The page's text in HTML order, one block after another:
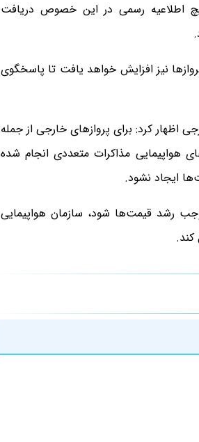
اطلاعیه رسمی در این خصوص دریافت
نیز افزایش خواهد یافت تا پاسخگوی
اظهار کرد: برای پروازهای خارجی از جمله
مذاکرات متعددی انجام شده
ایجاد نشود.
رشد قیمت‌ها شود، سازمان هواپیمایی